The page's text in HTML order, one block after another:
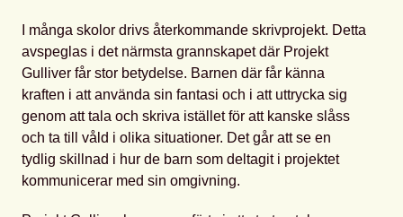
I många skolor drivs återkommande skrivprojekt. Detta
avspeglas i det närmsta grannskapet där Projekt
Gulliver får stor betydelse. Barnen där får känna
kraften i att använda sin fantasi och i att uttrycka sig
genom att tala och skriva istället för att kanske slåss
och ta till våld i olika situationer. Det går att se en
tydlig skillnad i hur de barn som deltagit i projektet
kommunicerar med sin omgivning.